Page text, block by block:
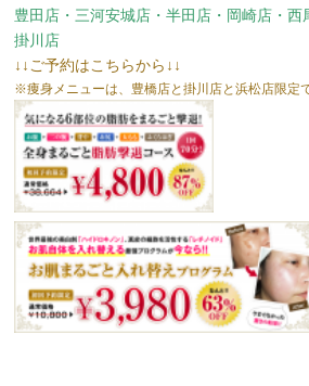
豊田店・三河安城店・半田店・岡崎店・西
掛川店
↓↓ご予約はこちらから↓↓
※痩身メニューは、豊橋店と掛川店と浜松店限定